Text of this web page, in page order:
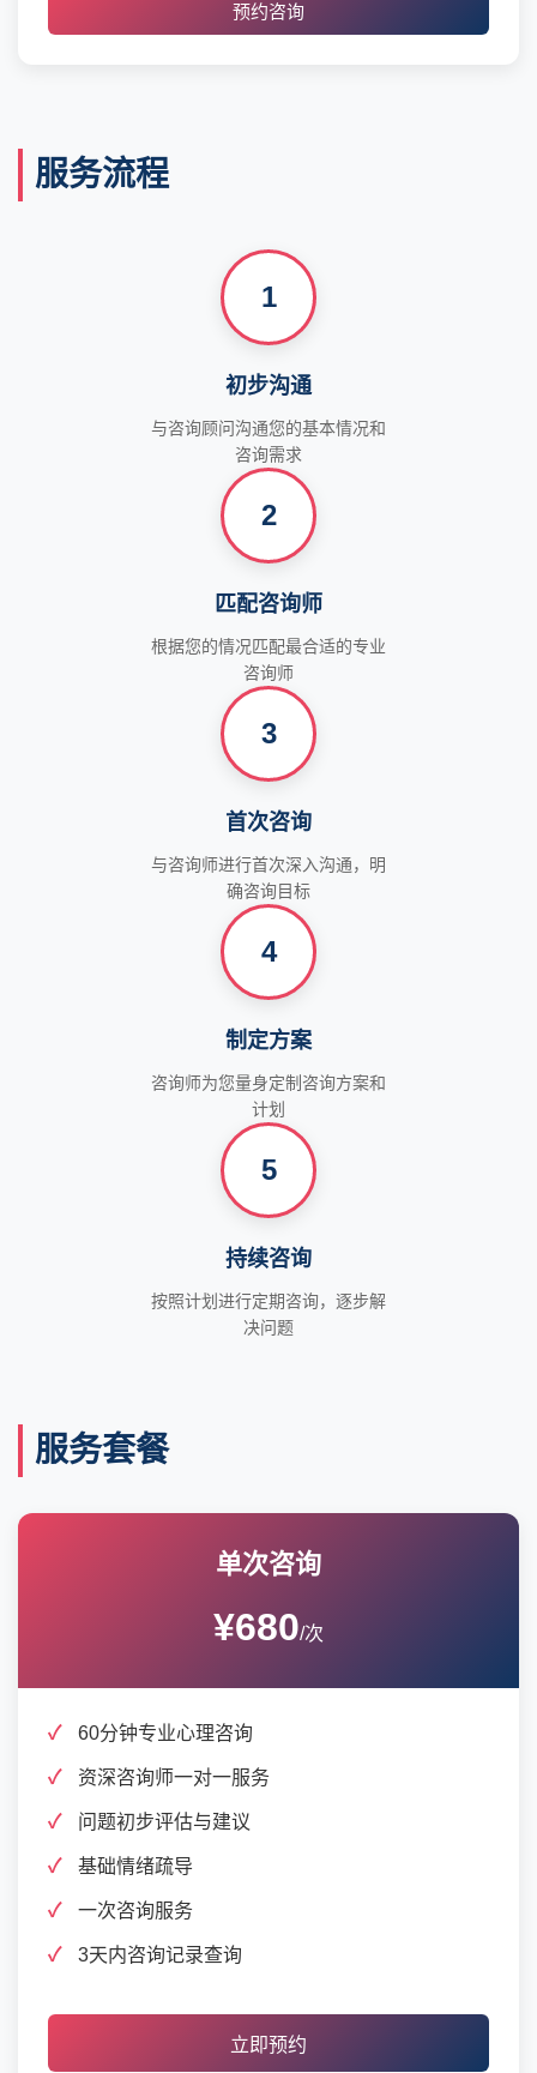
预约咨询
服务流程
1
初步沟通
与咨询顾问沟通您的基本情况和
咨询需求
2
匹配咨询师
根据您的情况匹配最合适的专业
咨询师
3
首次咨询
与咨询师进行首次深入沟通，明
确咨询目标
4
制定方案
咨询师为您量身定制咨询方案和
计划
5
持续咨询
按照计划进行定期咨询，逐步解
决问题
服务套餐
单次咨询
¥680/次
60分钟专业心理咨询
资深咨询师一对一服务
问题初步评估与建议
基础情绪疏导
一次咨询服务
3天内咨询记录查询
立即预约